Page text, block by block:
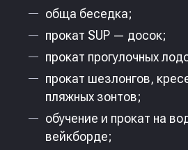
обща беседка;
прокат SUP — досок;
прокат прогулочных
прокат шезлонгов,
пляжных зонтов;
обучение и прокат на
вейкборде;